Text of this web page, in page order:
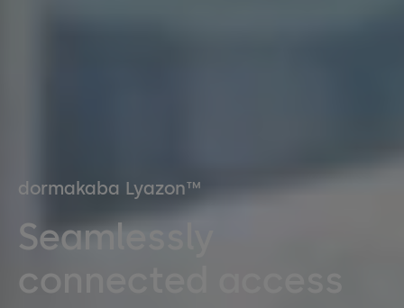
dormakaba Lyazon™
Seamlessly
connected access